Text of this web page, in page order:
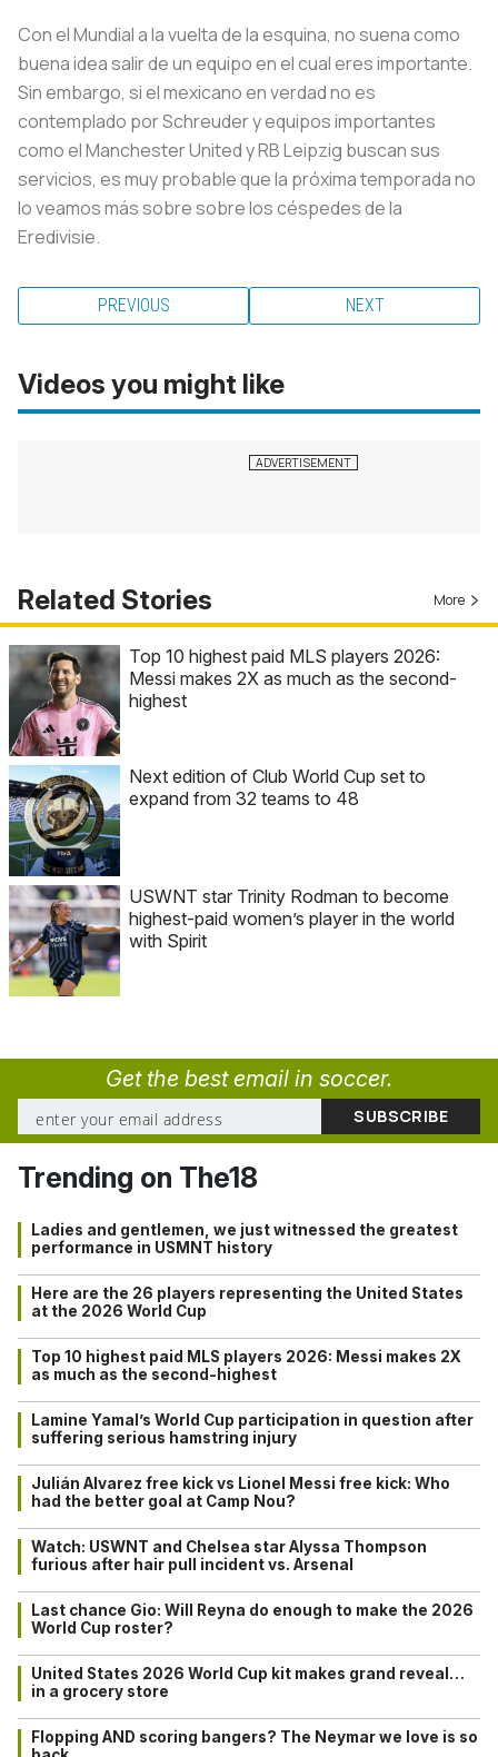
Con el Mundial a la vuelta de la esquina, no suena como
buena idea salir de un equipo en el cual eres importante.
Sin embargo, si el mexicano en verdad no es
contemplado por Schreuder y equipos importantes
como el Manchester United y RB Leipzig buscan sus
servicios, es muy probable que la próxima temporada no
lo veamos más sobre sobre los céspedes de la
Eredivisie.
PREVIOUS NEXT
Videos you might like
Related Stories More
Top 10 highest paid MLS players 2026:
Messi makes 2X as much as the second-
highest
Next edition of Club World Cup set to
expand from 32 teams to 48
USWNT star Trinity Rodman to become
highest-paid women’s player in the world
with Spirit
Get the best email in soccer.
Trending on The18
Ladies and gentlemen, we just witnessed the greatest
performance in USMNT history
Here are the 26 players representing the United States
at the 2026 World Cup
Top 10 highest paid MLS players 2026: Messi makes 2X
as much as the second-highest
Lamine Yamal’s World Cup participation in question after
suffering serious hamstring injury
Julián Alvarez free kick vs Lionel Messi free kick: Who
had the better goal at Camp Nou?
Watch: USWNT and Chelsea star Alyssa Thompson
furious after hair pull incident vs. Arsenal
Last chance Gio: Will Reyna do enough to make the 2026
World Cup roster?
United States 2026 World Cup kit makes grand reveal…
in a grocery store
Flopping AND scoring bangers? The Neymar we love is so